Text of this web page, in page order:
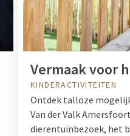
Vermaak voor
KINDERACTIVITEITEN
Ontdek talloze
Van der Valk
dierentuinbezoek, het